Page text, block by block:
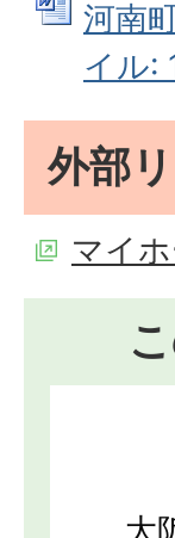
河南
イル:
外部
マイ